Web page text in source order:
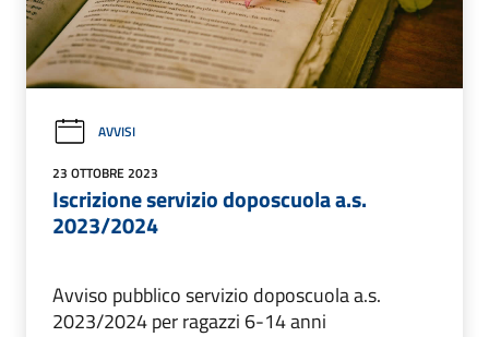
AVVISI
23 OTTOBRE 2023
Iscrizione servizio doposcuola a.s.
2023/2024
Avviso pubblico servizio doposcuola a.s.
2023/2024 per ragazzi 6-14 anni